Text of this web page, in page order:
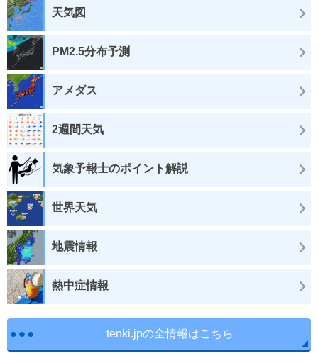
天気図
PM2.5分布予測
アメダス
2週間天気
気象予報士のポイント解説
世界天気
地震情報
熱中症情報
tenki.jpの全情報はこちら